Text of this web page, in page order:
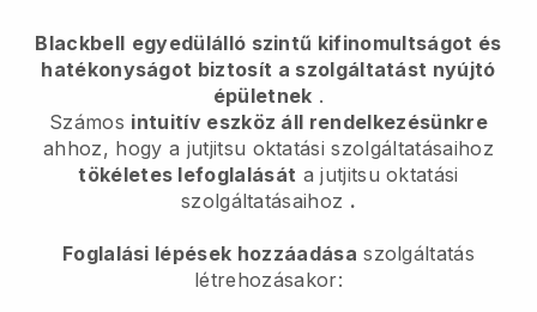
Blackbell egyedülálló szintű kifinomultságot és
hatékonyságot biztosít a szolgáltatást nyújtó
épületnek .
Számos intuitív eszköz áll rendelkezésünkre
ahhoz, hogy a jutjitsu oktatási szolgáltatásaihoz
tökéletes lefoglalását a jutjitsu oktatási
szolgáltatásaihoz .
Foglalási lépések hozzáadása szolgáltatás
létrehozásakor: